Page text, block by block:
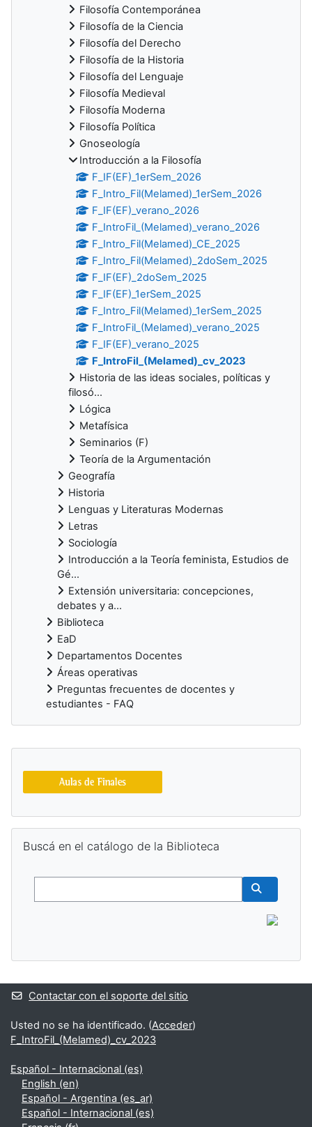
Filosofía Contemporánea
Filosofía de la Ciencia
Filosofía del Derecho
Filosofía de la Historia
Filosofía del Lenguaje
Filosofía Medieval
Filosofía Moderna
Filosofía Política
Gnoseología
Introducción a la Filosofía
F_IF(EF)_1erSem_2026
F_Intro_Fil(Melamed)_1erSem_2026
F_IF(EF)_verano_2026
F_IntroFil_(Melamed)_verano_2026
F_Intro_Fil(Melamed)_CE_2025
F_Intro_Fil(Melamed)_2doSem_2025
F_IF(EF)_2doSem_2025
F_IF(EF)_1erSem_2025
F_Intro_Fil(Melamed)_1erSem_2025
F_IntroFil_(Melamed)_verano_2025
F_IF(EF)_verano_2025
F_IntroFil_(Melamed)_cv_2023
Historia de las ideas sociales, políticas y
filosó...
Lógica
Metafísica
Seminarios (F)
Teoría de la Argumentación
Geografía
Historia
Lenguas y Literaturas Modernas
Letras
Sociología
Introducción a la Teoría feminista, Estudios de
Gé...
Extensión universitaria: concepciones,
debates y a...
Biblioteca
EaD
Departamentos Docentes
Áreas operativas
Preguntas frecuentes de docentes y
estudiantes - FAQ
Bloques suplementarios
Buscá en el catálogo de la Biblioteca
Buscar
Contactar con el soporte del sitio
Usted no se ha identificado. (Acceder)
F_IntroFil_(Melamed)_cv_2023
Español - Internacional ‎(es)‎
English ‎(en)‎
Español - Argentina ‎(es_ar)‎
Español - Internacional ‎(es)‎